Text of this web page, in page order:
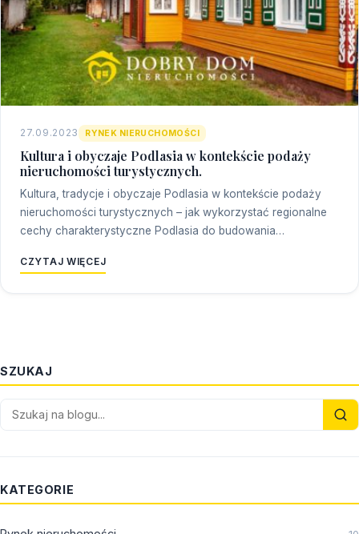
27.09.2023 RYNEK NIERUCHOMOŚCI
Kultura i obyczaje Podlasia w kontekście podaży
nieruchomości turystycznych.
Kultura, tradycje i obyczaje Podlasia w kontekście podaży
nieruchomości turystycznych – jak wykorzystać regionalne
cechy charakterystyczne Podlasia do budowania…
CZYTAJ WIĘCEJ
SZUKAJ
KATEGORIE